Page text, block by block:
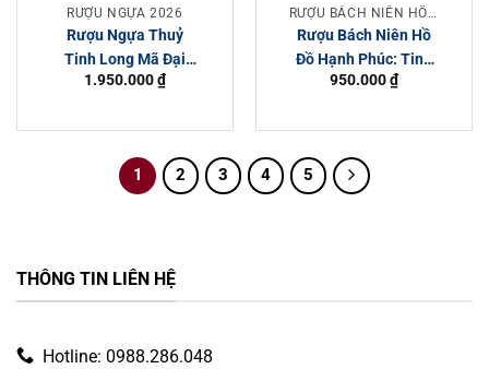
RƯỢU NGỰA 2026
Rượu Ngựa Thuỷ
Tinh Long Mã Đại
Việt – Đặc Điểm, Giá
Hãng
1.950.000₫
RƯỢU BÁCH NIÊN HỒ ĐỒ
Rượu Bách Niên Hồ
Đồ Hạnh Phúc: Tinh
Hoa Rượu Truyền
950.000₫
1 2 3 4 5
THÔNG TIN LIÊN HỆ
Hotline: 0988.286.048